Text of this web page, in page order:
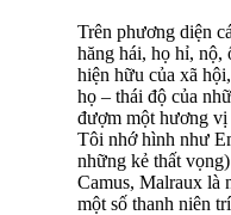
Trên phương diện
hăng hái, họ hỉ,
hiện hữu của xã
họ – thái độ của
đượm một hương
Tôi nhớ hình như
những kẻ thất
Camus, Malraux
một số thanh niên